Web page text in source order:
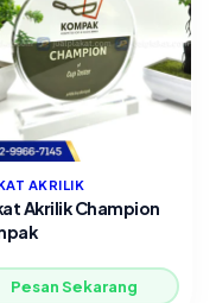
AKRILIK
Akrilik Champion
Pesan Sekarang